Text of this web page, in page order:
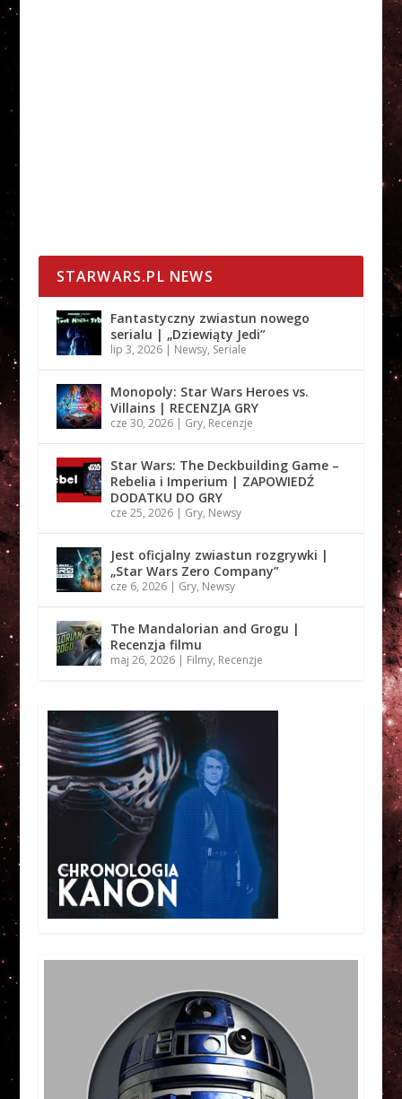
STARWARS.PL NEWS
Fantastyczny zwiastun nowego
serialu | „Dziewiąty Jedi”
lip 3, 2026| Newsy, Seriale
Monopoly: Star Wars Heroes vs.
Villains | RECENZJA GRY
cze 30, 2026| Gry, Recenzje
Star Wars: The Deckbuilding Game –
Rebelia i Imperium | ZAPOWIEDŹ
DODATKU DO GRY
cze 25, 2026| Gry, Newsy
Jest oficjalny zwiastun rozgrywki |
„Star Wars Zero Company”
cze 6, 2026| Gry, Newsy
The Mandalorian and Grogu |
Recenzja filmu
maj 26, 2026| Filmy, Recenzje